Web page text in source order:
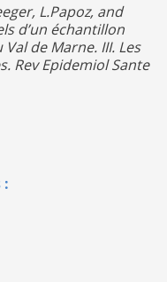
L.Papoz, and
d’un échantillon
de Marne. III. Les
Rev Epidemiol Sante
: